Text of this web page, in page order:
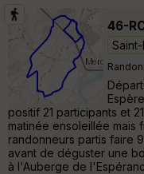
46-
positif 21 participants et
matinée ensoleillée mais
randonneurs partis faire
avant de déguster une
à l'Auberge de